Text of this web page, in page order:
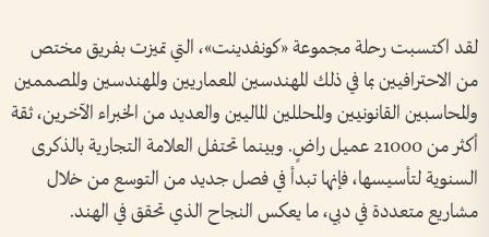
لقد اكتسبت رحلة مجموعة «كونفدينت»، التي تميزت بفريق مختص
من الاحترافيين بما في ذلك المهندسين المعماريين والمهندسين والمصممين
والمحاسبين القانونيين والمحللين الماليين والعديد من الخبراء الآخرين، ثقة
أكثر من 21000 عميل راضٍ. وبينما تحتفل العلامة التجارية بالذكرى
السنوية لتأسيسها، فإنها تبدأ في فصل جديد من التوسع من خلال
مشاريع متعددة في دبي، ما يعكس النجاح الذي تحقق في الهند.